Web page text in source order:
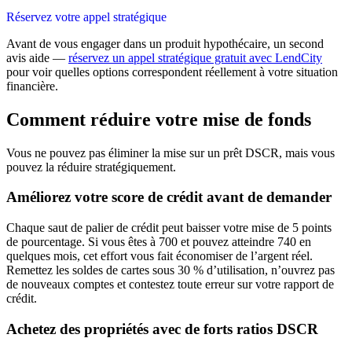
Réservez votre appel stratégique
Avant de vous engager dans un produit hypothécaire, un second
avis aide — réservez un appel stratégique gratuit avec LendCity
pour voir quelles options correspondent réellement à votre situation
financière.
Comment réduire votre mise de fonds
Vous ne pouvez pas éliminer la mise sur un prêt DSCR, mais vous
pouvez la réduire stratégiquement.
Améliorez votre score de crédit avant de demander
Chaque saut de palier de crédit peut baisser votre mise de 5 points
de pourcentage. Si vous êtes à 700 et pouvez atteindre 740 en
quelques mois, cet effort vous fait économiser de l’argent réel.
Remettez les soldes de cartes sous 30 % d’utilisation, n’ouvrez pas
de nouveaux comptes et contestez toute erreur sur votre rapport de
crédit.
Achetez des propriétés avec de forts ratios DSCR